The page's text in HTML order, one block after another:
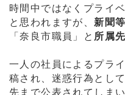
時間中ではなくプライ
と思われますが、 新聞
「奈良市職員」と 所属
一人の社員によるプラ
稿され、迷惑行為とし
先まで公表されてしまい